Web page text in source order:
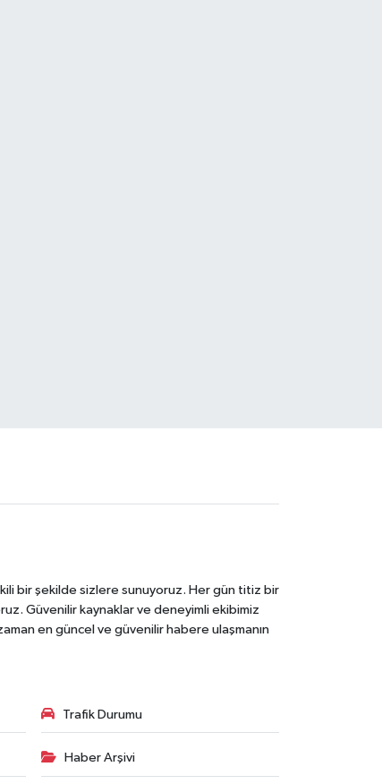
bir şekilde sizlere sunuyoruz. Her gün titiz bir
Güvenilir kaynaklar ve deneyimli ekibimiz
en güncel ve güvenilir habere ulaşmanın
Trafik Durumu
Haber Arşivi